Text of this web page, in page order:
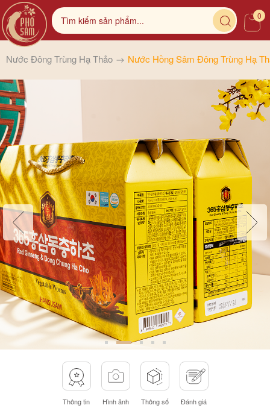
0
Nước Đông Trùng Hạ Thảo Nước Hồng Sâm Đông Trùng Hạ
Thông tin Hình ảnh Thông số Đánh giá